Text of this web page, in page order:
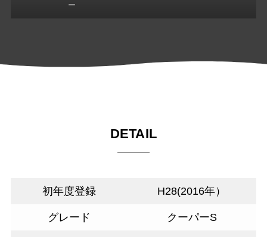
ー
DETAIL
初年度登録 H28(2016年）
グレード クーパーS